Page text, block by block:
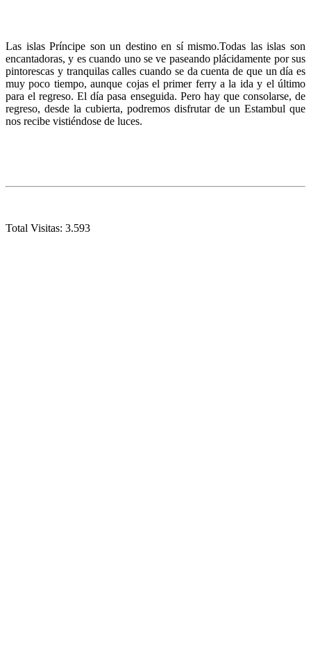
Las islas Príncipe son un destino en sí mismo.Todas las islas son
encantadoras, y es cuando uno se ve paseando plácidamente por sus
pintorescas y tranquilas calles cuando se da cuenta de que un día es
muy poco tiempo, aunque cojas el primer ferry a la ida y el último
para el regreso. El día pasa enseguida. Pero hay que consolarse, de
regreso, desde la cubierta, podremos disfrutar de un Estambul que
nos recibe vistiéndose de luces.
Total Visitas: 3.593